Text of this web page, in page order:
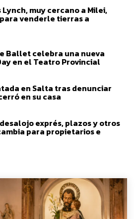
muy cercano a Milei,
venderle tierras a
Ballet celebra una nueva
en el Teatro Provincial
en Salta tras denunciar
en su casa
exprés, plazos y otros
para propietarios e